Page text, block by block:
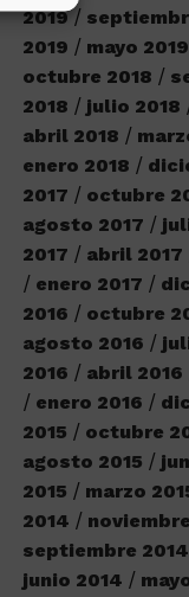
2019
2019
mayo 2019
octubre 2018
2018
julio 2018
abril 2018
enero 2018
2017
octubre
agosto 2017
2017
abril 2017
enero 2017
2016
octubre
agosto 2016
2016
abril 2016
enero 2016
2015
octubre
agosto 2015
2015
marzo
2014
septiembre 2014
junio 2014